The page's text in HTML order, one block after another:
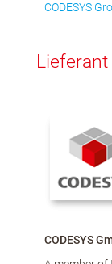
CODESYS
Lieferant
CODESYS